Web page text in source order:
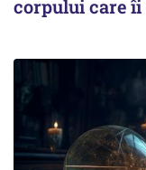
corpului care îi